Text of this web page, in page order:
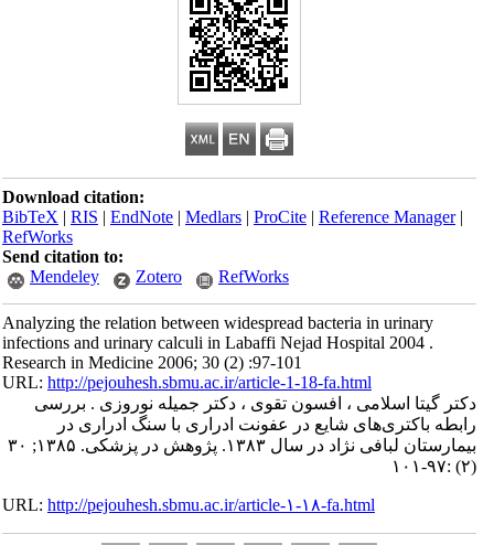
Download citation:
BibTeX|RIS|EndNote|Medlars|ProCite|Reference Manager
RefWorks
Send citation to:
Mendeley
Zotero RefWorks
Analyzing the relation between widespread bacteria in urinary
infections and urinary calculi in Labaffi Nejad Hospital 2004 .
Research in Medicine 2006; 30 (2) :97-101
URL:http://pejouhesh.sbmu.ac.ir/article-1-18-fa.html
دکتر گیتا اسلامی ، افسون تقوی ، دکتر جمیله نوروزی . بررسی
رابطه باکتری‌های شایع در عفونت ادراری با سنگ ادراری در
بیمارستان لبافی نژاد در سال ۱۳۸۳. پژوهش در پزشکی. ۱۳۸۵; ۳۰
URL:http://pejouhesh.sbmu.ac.ir/article-۱-۱۸-fa.html